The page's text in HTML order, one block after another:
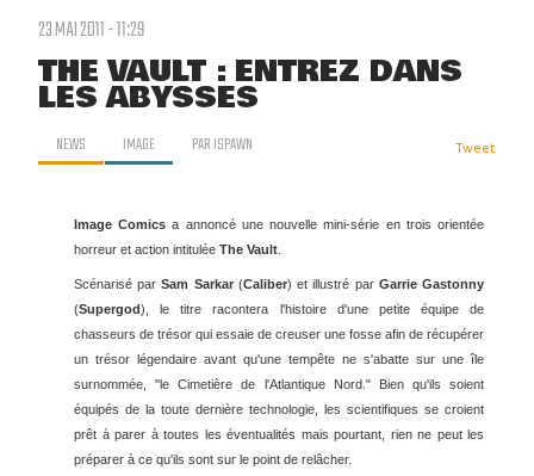
23 MAI 2011 - 11:29
THE VAULT : ENTREZ DANS
LES ABYSSES
NEWS IMAGE PARISPAWN Tweet
Image Comics a annoncé une nouvelle mini-série en trois orientée
horreur et action intitulée The Vault
Scénarisé parSam Sarkar (Caliber) et illustré par Garrie Gastonny
(Supergod), le titre racontera l'histoire d'une petite équipe de
chasseurs de trésor qui essaie de creuser une fosse afin de récupérer
un trésor légendaire avant qu'une tempête ne s'abatte sur une île
surnommée, "le Cimetière de l'Atlantique Nord." Bien qu'ils soient
équipés de la toute dernière technologie, les scientifiques se croient
prêt à parer à toutes les éventualités mais pourtant, rien ne peut les
préparer à ce qu'ils sont sur le point de relâcher.